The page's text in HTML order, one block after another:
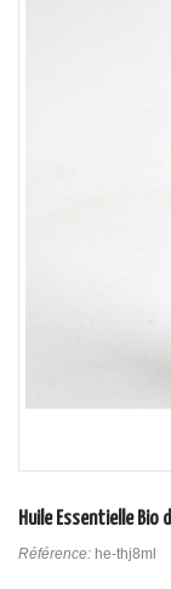
Huile Essentielle Bio
Référence: he-thj8ml